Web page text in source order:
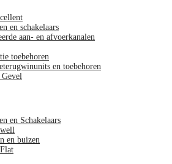
en schakelaars
aan- en afvoerkanalen
toebehoren
en toebehoren
en Schakelaars
en buizen